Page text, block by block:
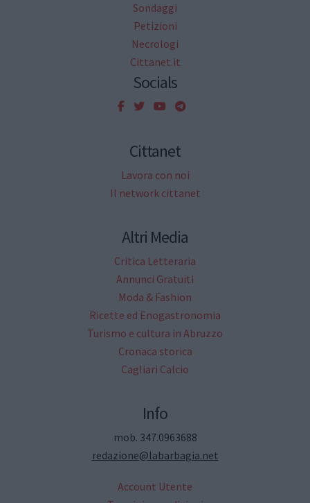
Sondaggi
Petizioni
Necrologi
Cittanet.it
Socials
Cittanet
Lavora con noi
Il network cittanet
Altri Media
Critica Letteraria
Annunci Gratuiti
Moda & Fashion
Ricette ed Enogastronomia
Turismo e cultura in Abruzzo
Cronaca storica
Cagliari Calcio
Info
mob. 347.0963688
redazione@labarbagia.net
Account Utente